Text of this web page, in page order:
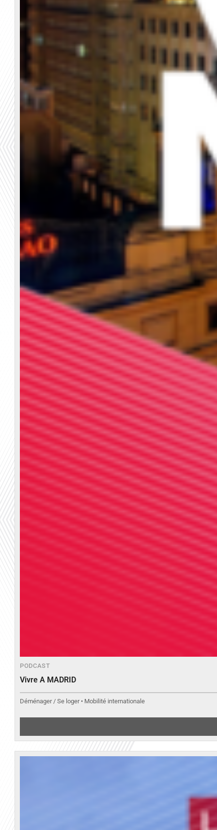
PODCAST
Vivre A MADRID
Déménager / Se loger • Mobilité internationale